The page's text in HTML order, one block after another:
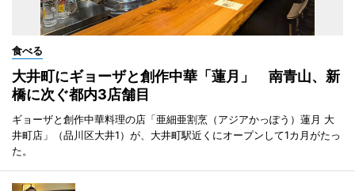
食べる
大井町にギョーザと創作中華「蓮月」 南青山、新
橋に次ぐ都内3店舗目
ギョーザと創作中華料理の店「亜細亜割烹（アジアかっぽう）蓮月 大
井町店」（品川区大井1）が、大井町駅近くにオープンして1カ月がたっ
た。